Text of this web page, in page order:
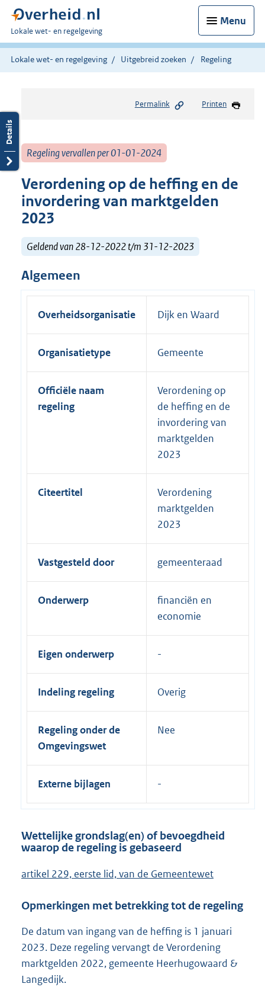
Menu
U
bent
hier:
Lokale wet- en regelgeving
Lokale wet- en regelgeving Uitgebreid zoeken Regeling
Permalink Printen
Regeling vervallen per 01-01-2024
Verordening op de heffing en de
invordering van marktgelden
2023
Geldend van 28-12-2022 t/m 31-12-2023
Algemeen
Overheidsorganisatie Dijk en Waard
Organisatietype Gemeente
Officiële naam
regeling
Verordening op
de heffing en de
invordering van
marktgelden
2023
Citeertitel
Verordening
marktgelden
2023
Vastgesteld door gemeenteraad
Onderwerp
financiën en
economie
Eigen onderwerp
Indeling regeling Overig
Regeling onder de
Omgevingswet
Nee
Externe bijlagen
Wettelijke grondslag(en) of bevoegdheid
waarop de regeling is gebaseerd
artikel 229, eerste lid, van de Gemeentewet
Opmerkingen met betrekking tot de regeling
De datum van ingang van de heffing is 1 januari
2023. Deze regeling vervangt de Verordening
marktgelden 2022, gemeente Heerhugowaard &
Langedijk.